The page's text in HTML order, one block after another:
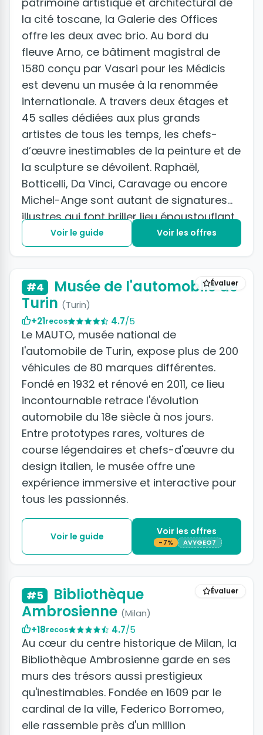
la cité toscane, la Galerie des Offices
offre les deux avec brio. Au bord du
fleuve Arno, ce bâtiment magistral de
1580 conçu par Vasari pour les Médicis
est devenu un musée à la renommée
internationale. A travers deux étages et
45 salles dédiées aux plus grands
artistes de tous les temps, les chefs-
d’œuvre inestimables de la peinture et de
la sculpture se dévoilent. Raphaël,
Botticelli, Da Vinci, Caravage ou encore
Michel-Ange sont autant de signatures
illustres qui font briller lieu époustouflant.
Voir le guide Voir les offres
Évaluer
#4
Musée de l'automobile de
Turin (Turin)
+21recos 4.7/5
Le MAUTO, musée national de
l'automobile de Turin, expose plus de 200
véhicules de 80 marques différentes.
Fondé en 1932 et rénové en 2011, ce lieu
incontournable retrace l'évolution
automobile du 18e siècle à nos jours.
Entre prototypes rares, voitures de
course légendaires et chefs-d'œuvre du
design italien, le musée offre une
expérience immersive et interactive pour
tous les passionnés.
Voir le guide Voir les offres
-7% AVYGEO7
Évaluer
#5
Bibliothèque
Ambrosienne (Milan)
+18recos 4.7/5
Au cœur du centre historique de Milan, la
Bibliothèque Ambrosienne garde en ses
murs des trésors aussi prestigieux
qu'inestimables. Fondée en 1609 par le
cardinal de la ville, Federico Borromeo,
elle rassemble près d'un million